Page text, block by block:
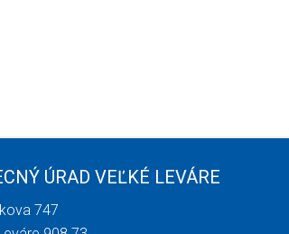
ÚRAD VEĽKÉ LEVÁRE
747